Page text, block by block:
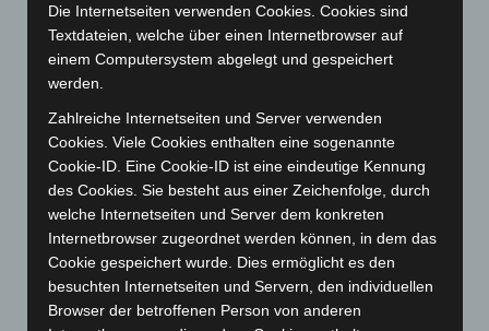
Dezember 2023(130)
November 2023(130)
Oktober 2023
September 2023(133)
August 2023(134)
Juli 2023(118)
Juni 2023(142)
Mai 2023
April 2023(155)
März 2023(174)
Die Internetseiten verwenden Cookies. Cookies sind
Textdateien, welche über einen Internetbrowser auf
einem Computersystem abgelegt und gespeichert
werden.
Zahlreiche Internetseiten und Server verwenden
Cookies. Viele Cookies enthalten eine sogenannte
Cookie-ID. Eine Cookie-ID ist eine eindeutige Kennung
des Cookies. Sie besteht aus einer Zeichenfolge, durch
welche Internetseiten und Server dem konkreten
Internetbrowser zugeordnet werden können, in dem das
Cookie gespeichert wurde. Dies ermöglicht es den
besuchten Internetseiten und Servern, den individuellen
Browser der betroffenen Person von anderen